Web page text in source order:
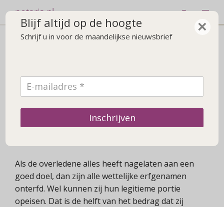
notaris.nl
Vraag van de Week: onterfd?
12 juni 2025
Mijn langstlevende ouder is onlangs overleden.
Zij laat alles na aan een goed doel. Betekent dit
Als de overledene alles heeft nagelaten aan een
goed doel, dan zijn alle wettelijke erfgenamen
onterfd. Wel kunnen zij hun legitieme portie
opeisen. Dat is de helft van het bedrag dat zij
×
Blijf altijd op de hoogte
Schrijf u in voor de maandelijkse nieuwsbrief
Inschrijven